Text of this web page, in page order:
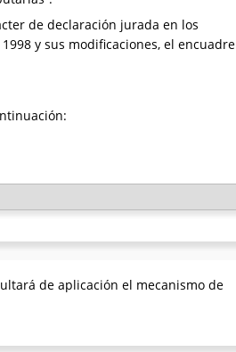
de declaración jurada en los
y sus modificaciones, el encuadre
de aplicación el mecanismo de